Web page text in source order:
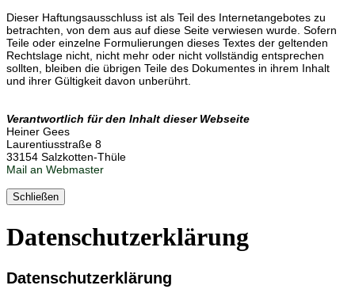
Dieser Haftungsausschluss ist als Teil des Internetangebotes zu
betrachten, von dem aus auf diese Seite verwiesen wurde. Sofern
Teile oder einzelne Formulierungen dieses Textes der geltenden
Rechtslage nicht, nicht mehr oder nicht vollständig entsprechen
sollten, bleiben die übrigen Teile des Dokumentes in ihrem Inhalt
und ihrer Gültigkeit davon unberührt.
Verantwortlich für den Inhalt dieser Webseite
Heiner Gees
Laurentiusstraße 8
33154 Salzkotten-Thüle
Mail an Webmaster
Schließen
Datenschutz­erklärung
Datenschutzerklärung